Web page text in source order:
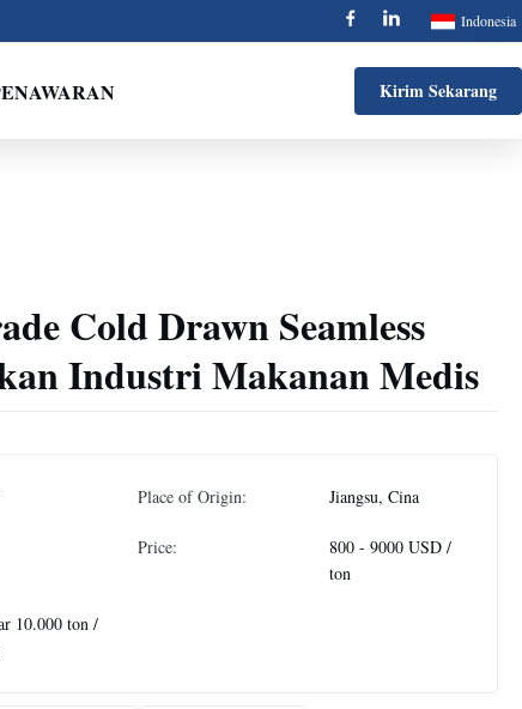
Indonesia
Kirim Sekarang
Cold Drawn Seamless
Industri Makanan Medis
Place of Origin: Jiangsu, Cina
Price:
800 - 9000 USD /
ton
10.000 ton /